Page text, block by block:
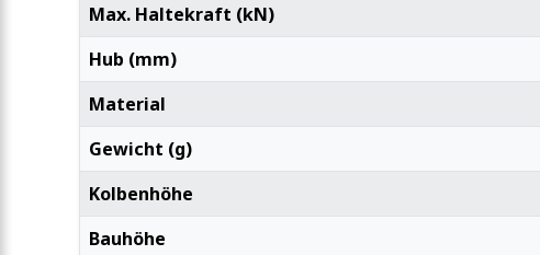
Max. Haltekraft (kN)
Hub (mm)
Material
Gewicht (g)
Kolbenhöhe
Bauhöhe